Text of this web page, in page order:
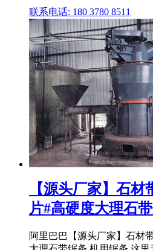
联系电话: 180 3780 8511
【源头厂家】石
片#高硬度大理石
阿里巴巴【源头厂家】石材